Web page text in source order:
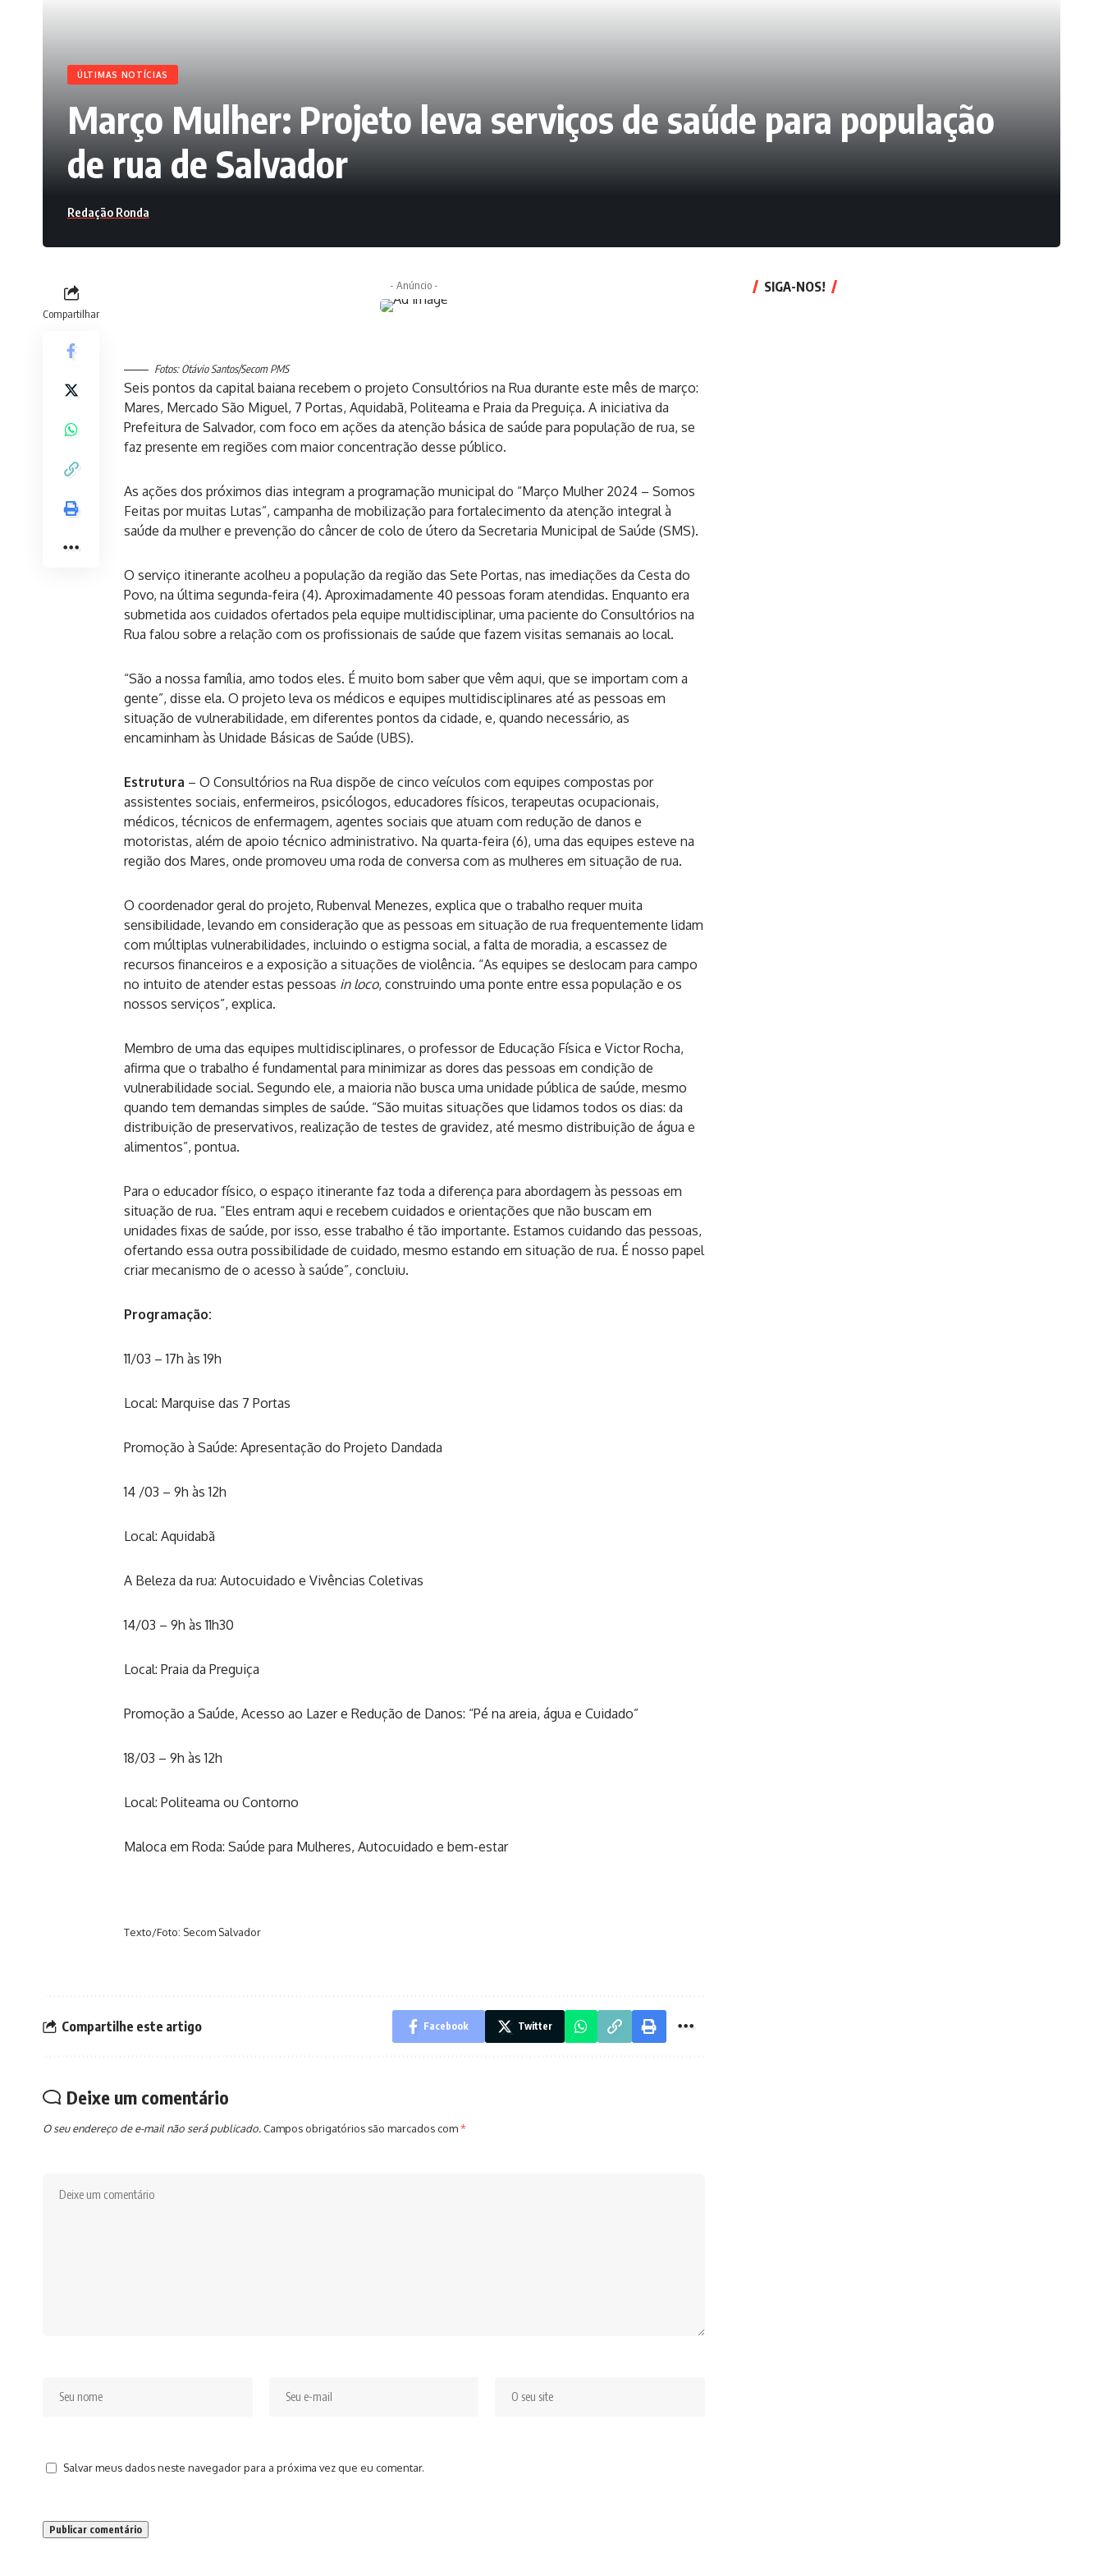
ÚLTIMAS NOTÍCIAS
Março Mulher: Projeto leva serviços de saúde para população
de rua de Salvador
Redação Ronda
Compartilhar
- Anúncio -
Fotos: Otávio Santos/Secom PMS
Seis pontos da capital baiana recebem o projeto Consultórios na Rua durante este mês de março:
Mares, Mercado São Miguel, 7 Portas, Aquidabã, Politeama e Praia da Preguiça. A iniciativa da
Prefeitura de Salvador, com foco em ações da atenção básica de saúde para população de rua, se
faz presente em regiões com maior concentração desse público.
As ações dos próximos dias integram a programação municipal do “Março Mulher 2024 – Somos
Feitas por muitas Lutas”, campanha de mobilização para fortalecimento da atenção integral à
saúde da mulher e prevenção do câncer de colo de útero da Secretaria Municipal de Saúde (SMS).
O serviço itinerante acolheu a população da região das Sete Portas, nas imediações da Cesta do
Povo, na última segunda-feira (4). Aproximadamente 40 pessoas foram atendidas. Enquanto era
submetida aos cuidados ofertados pela equipe multidisciplinar, uma paciente do Consultórios na
Rua falou sobre a relação com os profissionais de saúde que fazem visitas semanais ao local.
“São a nossa família, amo todos eles. É muito bom saber que vêm aqui, que se importam com a
gente”, disse ela. O projeto leva os médicos e equipes multidisciplinares até as pessoas em
situação de vulnerabilidade, em diferentes pontos da cidade, e, quando necessário, as
encaminham às Unidade Básicas de Saúde (UBS).
Estrutura – O Consultórios na Rua dispõe de cinco veículos com equipes compostas por
assistentes sociais, enfermeiros, psicólogos, educadores físicos, terapeutas ocupacionais,
médicos, técnicos de enfermagem, agentes sociais que atuam com redução de danos e
motoristas, além de apoio técnico administrativo. Na quarta-feira (6), uma das equipes esteve na
região dos Mares, onde promoveu uma roda de conversa com as mulheres em situação de rua.
O coordenador geral do projeto, Rubenval Menezes, explica que o trabalho requer muita
sensibilidade, levando em consideração que as pessoas em situação de rua frequentemente lidam
com múltiplas vulnerabilidades, incluindo o estigma social, a falta de moradia, a escassez de
recursos financeiros e a exposição a situações de violência. “As equipes se deslocam para campo
no intuito de atender estas pessoas in loco, construindo uma ponte entre essa população e os
nossos serviços”, explica.
Membro de uma das equipes multidisciplinares, o professor de Educação Física e Victor Rocha,
afirma que o trabalho é fundamental para minimizar as dores das pessoas em condição de
vulnerabilidade social. Segundo ele, a maioria não busca uma unidade pública de saúde, mesmo
quando tem demandas simples de saúde. “São muitas situações que lidamos todos os dias: da
distribuição de preservativos, realização de testes de gravidez, até mesmo distribuição de água e
alimentos”, pontua.
Para o educador físico, o espaço itinerante faz toda a diferença para abordagem às pessoas em
situação de rua. “Eles entram aqui e recebem cuidados e orientações que não buscam em
unidades fixas de saúde, por isso, esse trabalho é tão importante. Estamos cuidando das pessoas,
ofertando essa outra possibilidade de cuidado, mesmo estando em situação de rua. É nosso papel
criar mecanismo de o acesso à saúde”, concluiu.
Programação:
11/03 – 17h às 19h
Local: Marquise das 7 Portas
Promoção à Saúde: Apresentação do Projeto Dandada
14 /03 – 9h às 12h
Local: Aquidabã
A Beleza da rua: Autocuidado e Vivências Coletivas
14/03 – 9h às 11h30
Local: Praia da Preguiça
Promoção a Saúde, Acesso ao Lazer e Redução de Danos: “Pé na areia, água e Cuidado”
18/03 – 9h às 12h
Local: Politeama ou Contorno
Maloca em Roda: Saúde para Mulheres, Autocuidado e bem-estar
Texto/Foto: Secom Salvador
Compartilhe este artigo Facebook Twitter
Deixe um comentário
O seu endereço de e-mail não será publicado. Campos obrigatórios são marcados com*
Salvar meus dados neste navegador para a próxima vez que eu comentar.
SIGA-NOS!